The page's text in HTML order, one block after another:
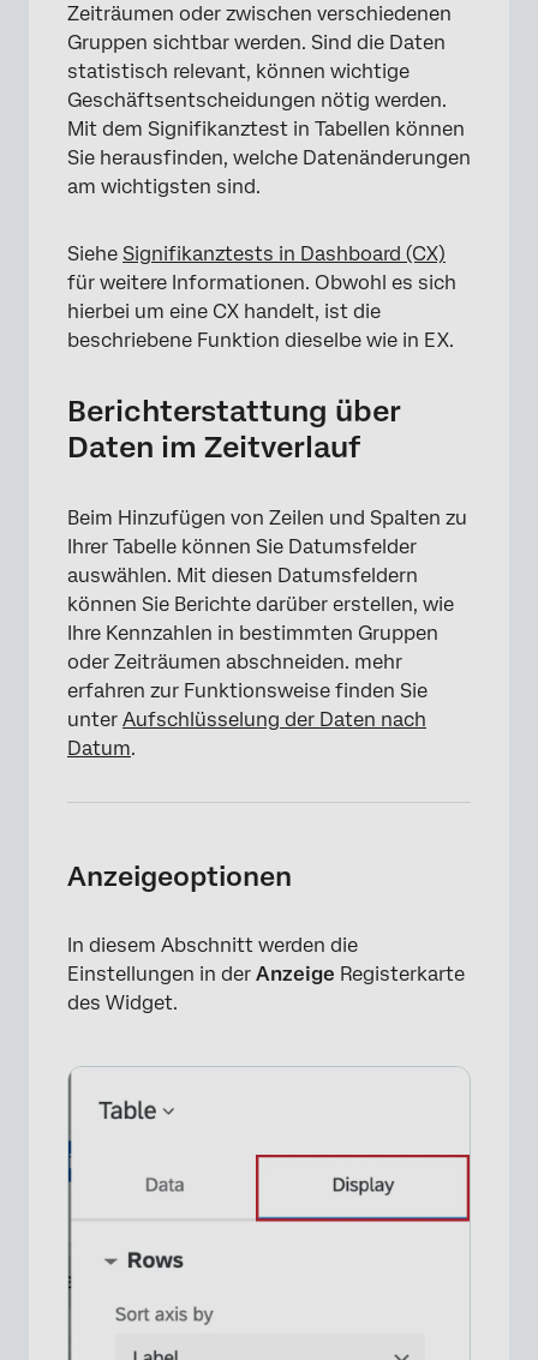
×
Zeiträumen oder zwischen verschiedenen
Gruppen sichtbar werden. Sind die Daten
statistisch relevant, können wichtige
Geschäftsentscheidungen nötig werden.
Mit dem Signifikanztest in Tabellen können
Sie herausfinden, welche Datenänderungen
am wichtigsten sind.
Siehe Signifikanztests in Dashboard (CX)
für weitere Informationen. Obwohl es sich
hierbei um eine CX handelt, ist die
beschriebene Funktion dieselbe wie in EX.
Berichterstattung über
Daten im Zeitverlauf
Beim Hinzufügen von Zeilen und Spalten zu
Ihrer Tabelle können Sie Datumsfelder
auswählen. Mit diesen Datumsfeldern
können Sie Berichte darüber erstellen, wie
Ihre Kennzahlen in bestimmten Gruppen
oder Zeiträumen abschneiden. mehr
erfahren zur Funktionsweise finden Sie
unter Aufschlüsselung der Daten nach
Datum.
Anzeigeoptionen
In diesem Abschnitt werden die
Einstellungen in der Anzeige Registerkarte
des Widget.